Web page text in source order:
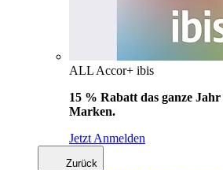
ALL Accor+ ibis
15 % Rabatt das ganze Jahr
Marken.
Jetzt Anmelden
Zurück